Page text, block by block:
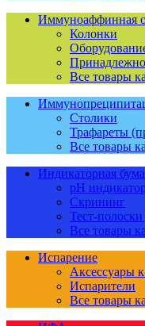
Иммуноаффинная
Колонки
Все товары
Столики
Трафареты
Все товары
Индикаторная
pH
Скрининг
Тест-
Все товары
Испарение
Аксессуары
Испарители
Все товары